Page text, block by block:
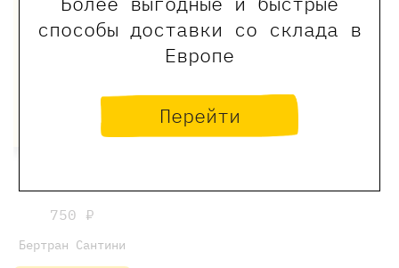
способы доставки со склада в
Европе
Перейти
750 ₽
Бертран Сантини